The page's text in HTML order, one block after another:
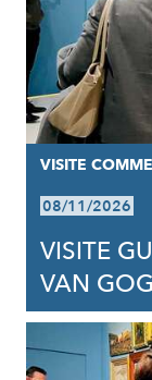
VISITE
08/11/2026
VISITE
VAN